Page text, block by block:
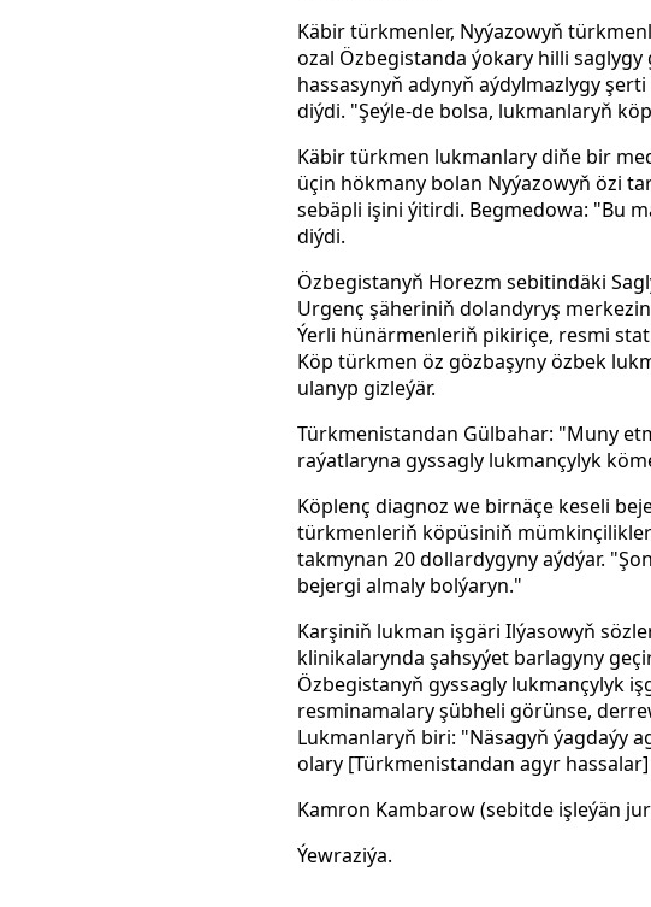
Käbir türkmenler, Nyýazowyň
ozal Özbegistanda ýokary hilli
hassasynyň adynyň aýdylmazlygy
diýdi. "Şeýle-de bolsa, lukmanlaryň
Käbir türkmen lukmanlary diňe bir
üçin hökmany bolan Nyýazowyň özi
sebäpli işini ýitirdi. Begmedowa: "Bu
diýdi.
Özbegistanyň Horezm sebitindäki
Urgenç şäheriniň dolandyryş
Ýerli hünärmenleriň pikiriçe, resmi
Köp türkmen öz gözbaşyny özbek
ulanyp gizleýär.
Türkmenistandan Gülbahar: "Muny
raýatlaryna gyssagly lukmançylyk
Köplenç diagnoz we birnäçe keseli
türkmenleriň köpüsiniň
takmynan 20 dollardygyny aýdýar.
bejergi almaly bolýaryn."
Karşiniň lukman işgäri Ilýasowyň
klinikalarynda şahsyýet barlagyny
Özbegistanyň gyssagly lukmançylyk
resminamalary şübheli görünse,
Lukmanlaryň biri: "Näsagyň ýagdaýy
olary [Türkmenistandan agyr
Kamron Kambarow (sebitde işleýän
Ýewraziýa.